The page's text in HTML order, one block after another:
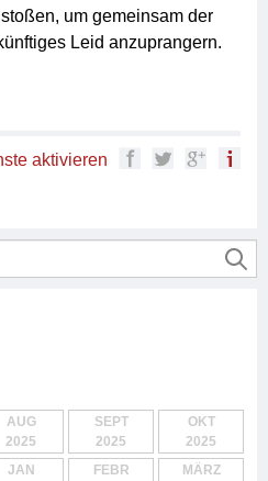
um gemeinsam der
Leid anzuprangern.
aktivieren
AUG
2025
SEPT
2025
OKT
2025
JAN
FEBR
MÄRZ